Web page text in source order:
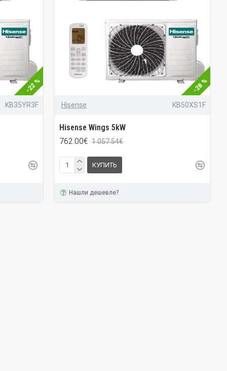
-22 %
KB35YR3F
-28 %
Hisense KB50XS1F
Hisense Wings 5kW
762.00€ 1 057.54€
КУПИТЬ
Нашли дешевле?